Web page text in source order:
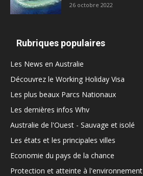
26 octobre 2022
Rubriques populaires
Les News en Australie
Découvrez le Working Holiday Visa
Les plus beaux Parcs Nationaux
Les dernières infos Whv
Australie de l'Ouest - Sauvage et isolé
Les états et les principales villes
Economie du pays de la chance
Protection et atteinte à l'environnement